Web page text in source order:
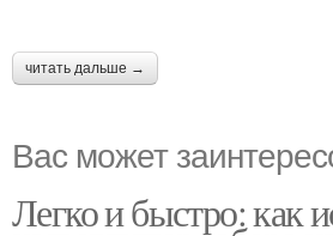
читать дальше →
Вас может
Легко и быстро: как